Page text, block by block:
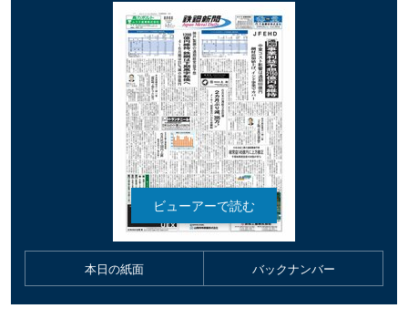
本日の紙面 バックナンバー